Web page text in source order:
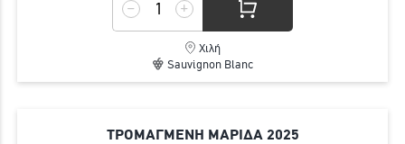
Χιλή
Sauvignon Blanc
ΤΡΟΜΑΓΜΕΝΗ ΜΑΡΙΔΑ 2025